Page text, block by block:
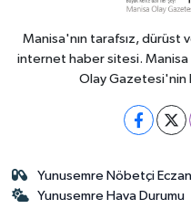
Manisa'nın tarafsız, dürüst
internet haber sitesi. Manisa
Olay Gazetesi'nin
Yunusemre Nöbetçi
Yunusemre Hava Durumu